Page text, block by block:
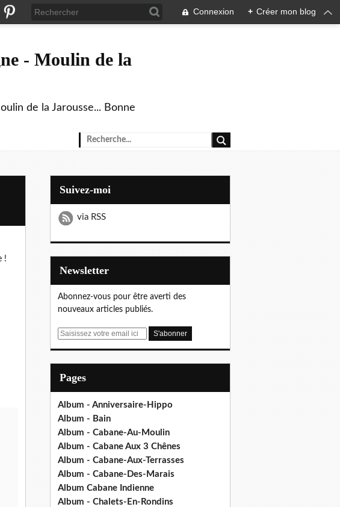
Connexion + Créer mon blog
- Moulin de la
de la Jarousse... Bonne
!
Suivez-moi
via RSS
Newsletter
Abonnez-vous pour être averti des
nouveaux articles publiés.
E
Pages
Album - Anniversaire-Hippo
Album - Bain
Album - Cabane-Au-Moulin
Album - Cabane Aux 3 Chênes
Album - Cabane-Aux-Terrasses
Album - Cabane-Des-Marais
Album Cabane Indienne
Album - Chalets-En-Rondins